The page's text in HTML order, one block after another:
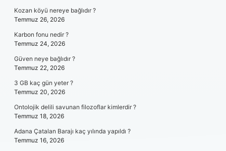
Kozan köyü nereye bağlıdır ?
Temmuz 26, 2026
Karbon fonu nedir ?
Temmuz 24, 2026
Güven neye bağlıdır ?
Temmuz 22, 2026
3 GB kaç gün yeter ?
Temmuz 20, 2026
Ontolojik delili savunan filozoflar kimlerdir ?
Temmuz 18, 2026
Adana Çatalan Barajı kaç yılında yapıldı ?
Temmuz 16, 2026